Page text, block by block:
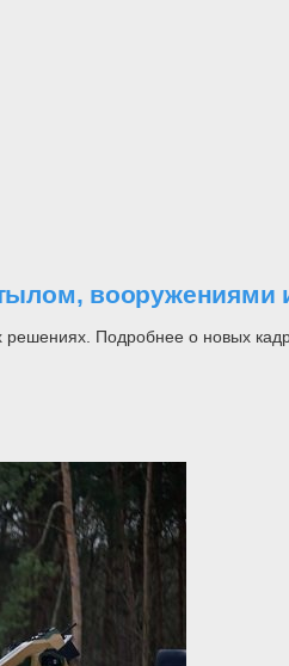
Подробнее о новых